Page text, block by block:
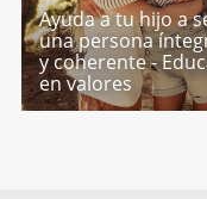
Ayuda a tu hijo a
una persona
y coherente -
en valores